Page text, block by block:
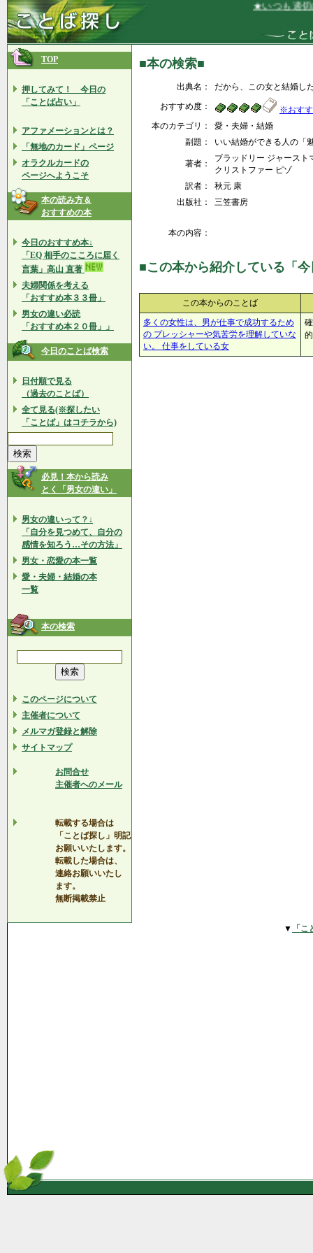
★いつも適切に
TOP
押してみて！ 今日の
「ことば占い」
アファメーションとは？
「無地のカード」ページ
オラクルカードの
ページへようこそ
本の読み方＆
おすすめの本
今日のおすすめ本↓
「EQ 相手のこころに届く
言葉」高山 直著
夫婦関係を考える
「おすすめ本３３冊」
男女の違い必読
「おすすめ本２０冊」」
今日のことば検索
日付順で見る
（過去のことば）
全て見る(※探したい
「ことば」はコチラから)
必見！本から読み
とく「男女の違い」
男女の違いって？↓
「自分を見つめて、自分の
感情を知ろう…その方法」
男女・恋愛の本一覧
愛・夫婦・結婚の本
一覧
本の検索
このページについて
主催者について
メルマガ登録と解除
サイトマップ
お問合せ
主催者へのメール
転載する場合は
「ことば探し」明記
お願いいたします。
転載した場合は、
連絡お願いいたし
ます。
無断掲載禁止
■本の検索■
出典名：
だから、この女と結婚し
おすすめ度：
※おす
本のカテゴリ：
愛・夫婦・結婚
副題：
いい結婚ができる人の「
著者：
ブラッドリー ジャースト
クリストファー ピゾ
訳者：
秋元 康
出版社：
三笠書房
本の内容：
■この本から紹介している「
この本からのことば
多くの女性は、男が仕事で成功するため
の プレッシャーや気苦労を理解していな
い。 仕事をしている女
▼ 「